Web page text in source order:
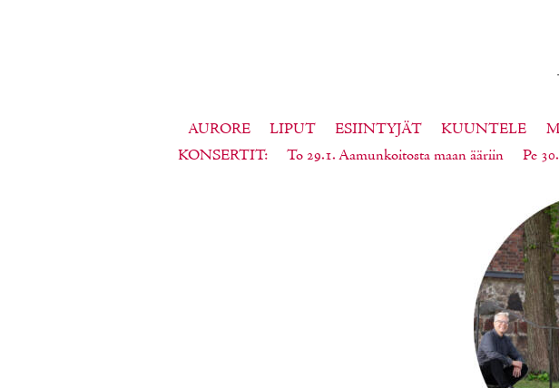
AURORE LIPUT ESIINTYJÄT KUUNTELE
KONSERTIT
To 29.1. Aamunkoitosta maan ääriin Pe